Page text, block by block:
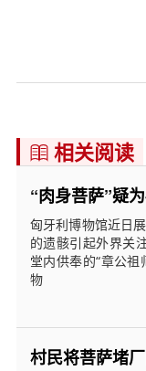
 相关阅读
“肉身菩萨”疑
匈牙利博物馆近日
的遗骸引起外界
堂内供奉的“章公祖
物
村民将菩萨堵